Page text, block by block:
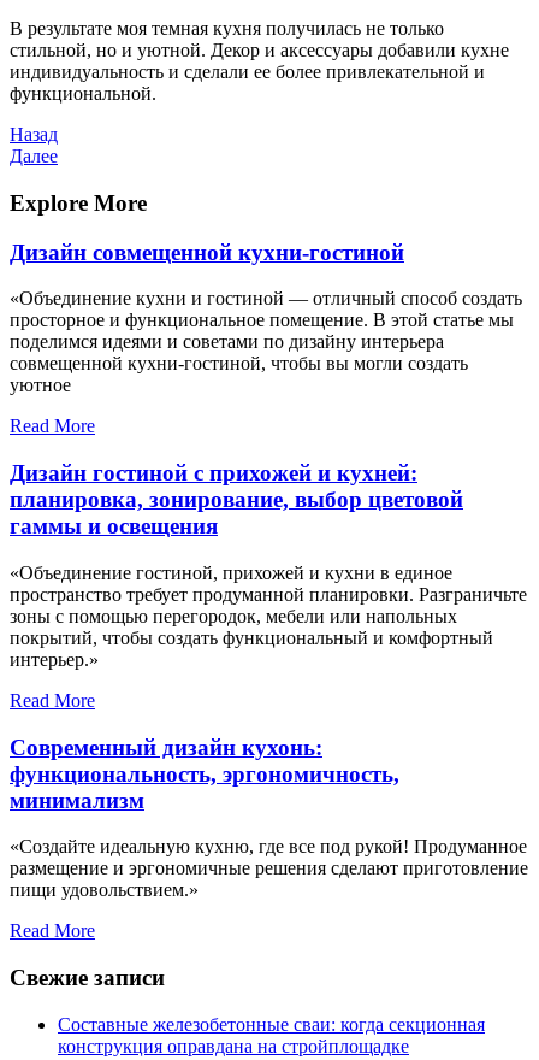
В результате моя темная кухня получилась не только
стильной, но и уютной. Декор и аксессуары добавили кухне
индивидуальность и сделали ее более привлекательной и
функциональной.
Навигация
по
записям
Предыдущая
запись
Назад
Следующая
Далее
Explore More
Дизайн совмещенной кухни-гостиной
«Объединение кухни и гостиной — отличный способ создать
просторное и функциональное помещение. В этой статье мы
поделимся идеями и советами по дизайну интерьера
совмещенной кухни-гостиной, чтобы вы могли создать
уютное
Read More
Дизайн гостиной с прихожей и кухней:
планировка, зонирование, выбор цветовой
гаммы и освещения
«Объединение гостиной, прихожей и кухни в единое
пространство требует продуманной планировки. Разграничьте
зоны с помощью перегородок, мебели или напольных
покрытий, чтобы создать функциональный и комфортный
интерьер.»
Read More
Современный дизайн кухонь:
функциональность, эргономичность,
минимализм
«Создайте идеальную кухню, где все под рукой! Продуманное
размещение и эргономичные решения сделают приготовление
пищи удовольствием.»
Read More
Свежие записи
Составные железобетонные сваи: когда секционная
конструкция оправдана на стройплощадке